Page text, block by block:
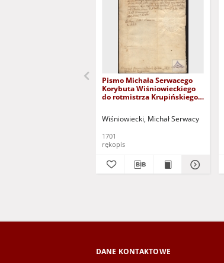
Pismo Michała Serwacego
Korybuta Wiśniowieckiego
do rotmistrza Krupińskiego
ustąpienia ze wsi należących
podpisem księcia
Wiśniowieckiego oraz
Wiśniowiecki, Michał Serwacy
1701
rękopis
DANE KONTAKTOWE